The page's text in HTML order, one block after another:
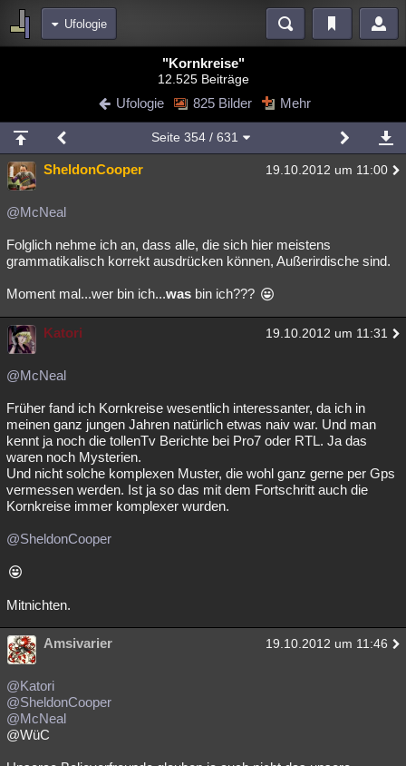
Ufologie
Blogs Videos
Chat Wiki Neuigkeiten
meine Rubriken
Menschen Wissenschaft Mystery Kriminalfälle
Spiritualität
Natur Umfragen Unterhaltung
weitere Rubriken
Philosophie Träume Orte Esoterik
Astronomie Gaming Filme
Musik
Besucht Teilgenommen Alle Neue Geschlossen
Lesenswert Schlüsselwörter
"Kornkreise"
12.525 Beiträge
Ufologie 825 Bilder Mehr
Seite 354/ 631
SheldonCooper 19.10.2012 um 11:00
@McNeal
Folglich nehme ich an, dass alle, die sich hier meistens
grammatikalisch korrekt ausdrücken können, Außerirdische sind.
Moment mal...wer bin ich...was bin ich???
Katori 19.10.2012 um 11:31
@McNeal
Früher fand ich Kornkreise wesentlich interessanter, da ich in
meinen ganz jungen Jahren natürlich etwas naiv war. Und man
kennt ja noch die tollenTv Berichte bei Pro7 oder RTL. Ja das
waren noch Mysterien.
Und nicht solche komplexen Muster, die wohl ganz gerne per Gps
vermessen werden. Ist ja so das mit dem Fortschritt auch die
Kornkreise immer komplexer wurden.
@SheldonCooper
Mitnichten.
Amsivarier 19.10.2012 um 11:46
@Katori
@SheldonCooper
@McNeal
@WüC